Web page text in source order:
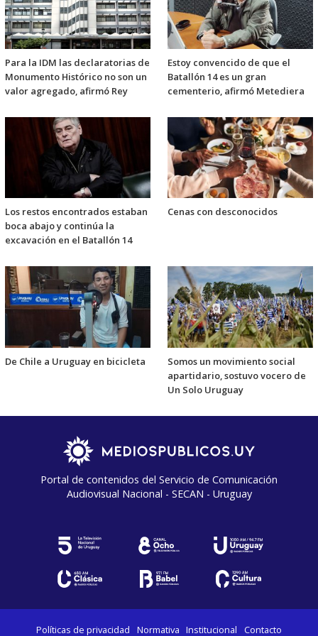
Para la IDM las declaratorias de
Monumento Histórico no son un
valor agregado, afirmó Rey
Estoy convencido de que el
Batallón 14 es un gran
cementerio, afirmó Metediera
Los restos encontrados estaban
boca abajo y continúa la
excavación en el Batallón 14
Cenas con desconocidos
De Chile a Uruguay en bicicleta
Somos un movimiento social
apartidario, sostuvo vocero de
Un Solo Uruguay
Portal de contenidos del Servicio de Comunicación
Audiovisual Nacional - SECAN - Uruguay
Políticas de privacidad Normativa Institucional Contacto